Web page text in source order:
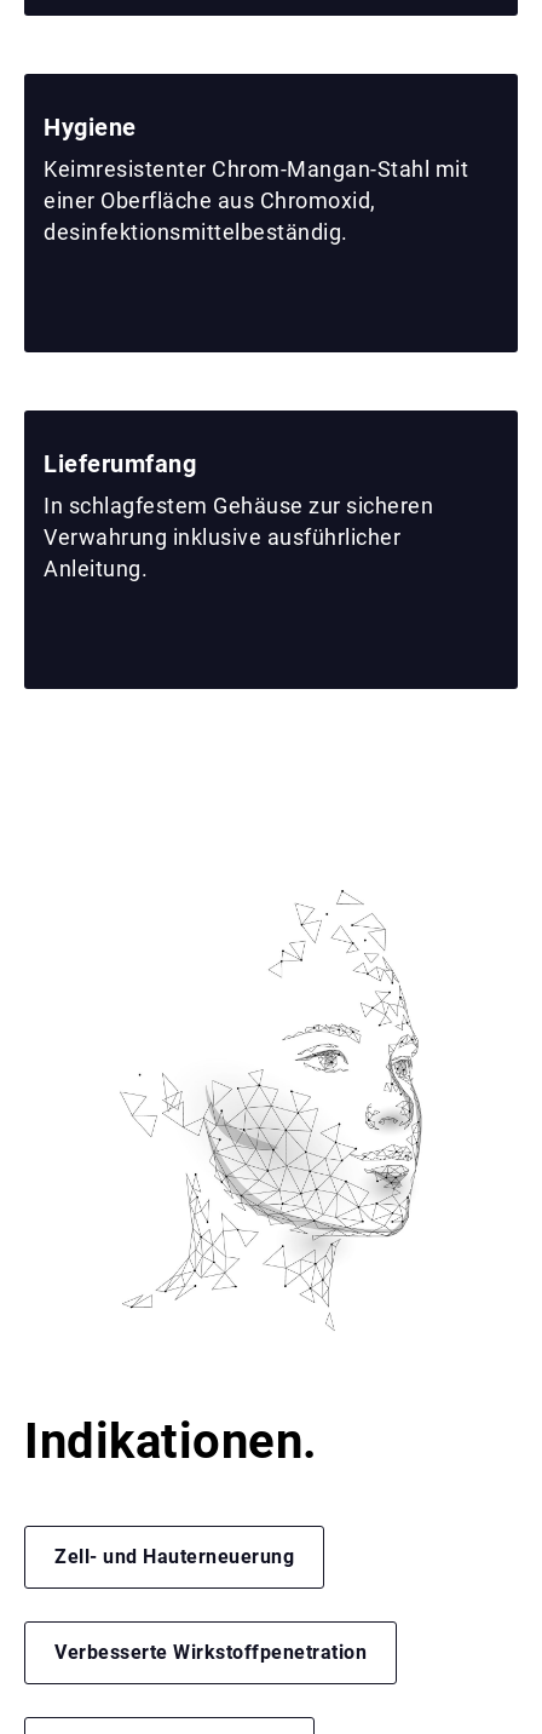
Hygiene
Keimresistenter Chrom-Mangan-Stahl mit
einer Oberfläche aus Chromoxid,
desinfektionsmittelbeständig.
Lieferumfang
In schlagfestem Gehäuse zur sicheren
Verwahrung inklusive ausführlicher
Anleitung.
Indikationen.
Zell- und Hauterneuerung
Verbesserte Wirkstoffpenetration